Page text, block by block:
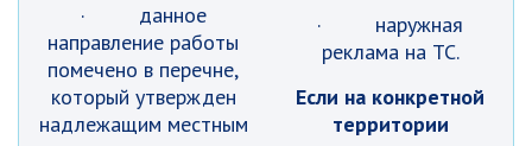
· данное
направление работы
помечено в перечне,
который утвержден
надлежащим местным
· наружная
реклама на ТС.
Если на конкретной
территории